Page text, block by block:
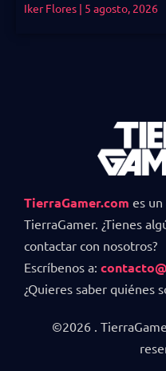
Iker Flores 5 agosto, 2026
TierraGamer.com es
TierraGamer. ¿Tienes
contactar con nosotros?
Escríbenos a:
¿Quieres saber quiénes
©2026 .